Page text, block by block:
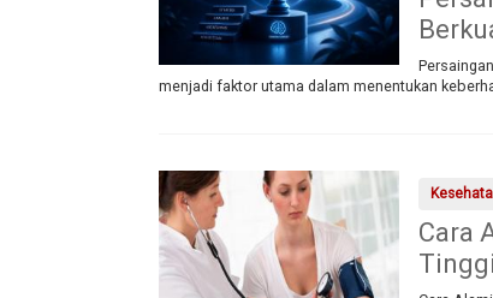
menjadi faktor utama dalam menentukan
Cara
Tinggi